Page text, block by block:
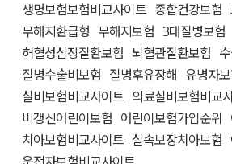
생명보험보험비교사이트 종합건강보험
무해지환급형 무해지보험 3대질병보험
허혈성심장질환보험 뇌혈관질환보험
질병수술비보험 질병후유장해 유병자
실비보험비교사이트 의료실비보험비교
비갱신어린이보험 어린이보험가입순위
치아보험비교사이트 실속보장치아보험